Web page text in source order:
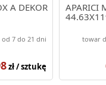
A DEKOR
7 do 21 dni
zł / sztukę
APARICI
towar